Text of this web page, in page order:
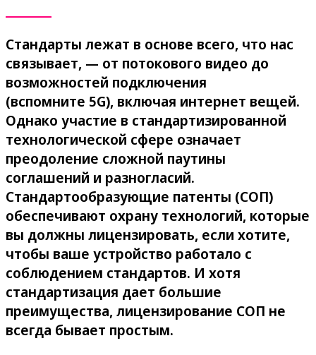
Стандарты лежат в основе всего, что нас
связывает, — от потокового видео до
возможностей подключения
(вспомните 5G), включая интернет вещей.
Однако участие в стандартизированной
технологической сфере означает
преодоление сложной паутины
соглашений и разногласий.
Стандартообразующие патенты (СОП)
обеспечивают охрану технологий, которые
вы должны лицензировать, если хотите,
чтобы ваше устройство работало с
соблюдением стандартов. И хотя
стандартизация дает большие
преимущества, лицензирование СОП не
всегда бывает простым.